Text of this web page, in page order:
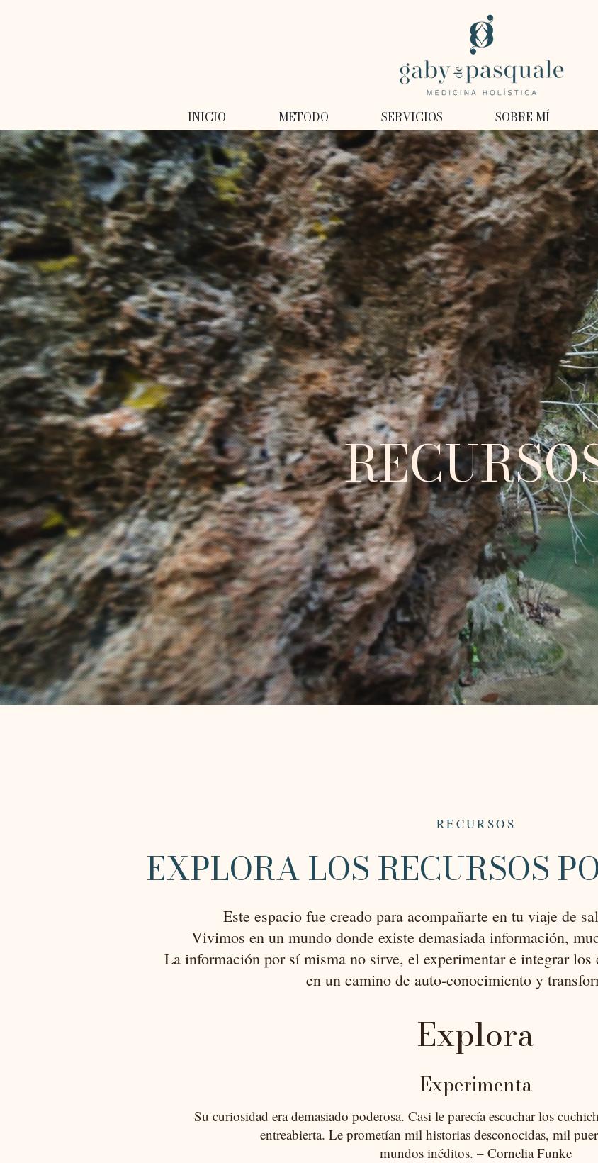
INICIO METODO SERVICIOS SOBRE MÍ
RECURSOS
EXPLORA LOS RECURSOS
Este espacio fue creado para acompañarte en tu viaje de
Vivimos en un mundo donde existe demasiada información,
La información por sí misma no sirve, el experimentar e integrar
en un camino de auto-conocimiento y
Explora
Experimenta
Su curiosidad era demasiado poderosa. Casi le parecía escuchar los
entreabierta. Le prometían mil historias desconocidas, mil
mundos inéditos. – Cornelia Funke